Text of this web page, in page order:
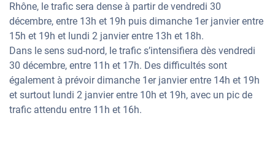
Rhône, le trafic sera dense à partir de vendredi 30
décembre, entre 13h et 19h puis dimanche 1er janvier entre
15h et 19h et lundi 2 janvier entre 13h et 18h.
Dans le sens sud-nord, le trafic s’intensifiera dès vendredi
30 décembre, entre 11h et 17h. Des difficultés sont
également à prévoir dimanche 1er janvier entre 14h et 19h
et surtout lundi 2 janvier entre 10h et 19h, avec un pic de
trafic attendu entre 11h et 16h.